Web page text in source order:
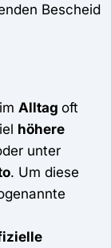
Bescheid
Alltag oft
höhere
unter
. Um diese